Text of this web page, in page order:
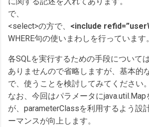
で、
<select>の方で、 <include
WHERE句の使いまわしを行っています。
各SQLを実行するための手段について
ありませんので省略しますが、基本的
で、使うことを検討してみてください。
なお、今回はパラメータに
が、parameterClassを利用するよう設
ーマンスが向上します。